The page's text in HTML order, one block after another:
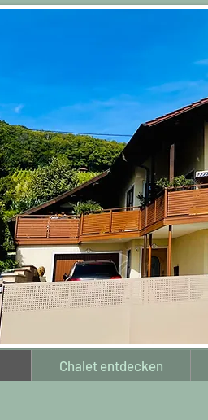
Chalet entdecken